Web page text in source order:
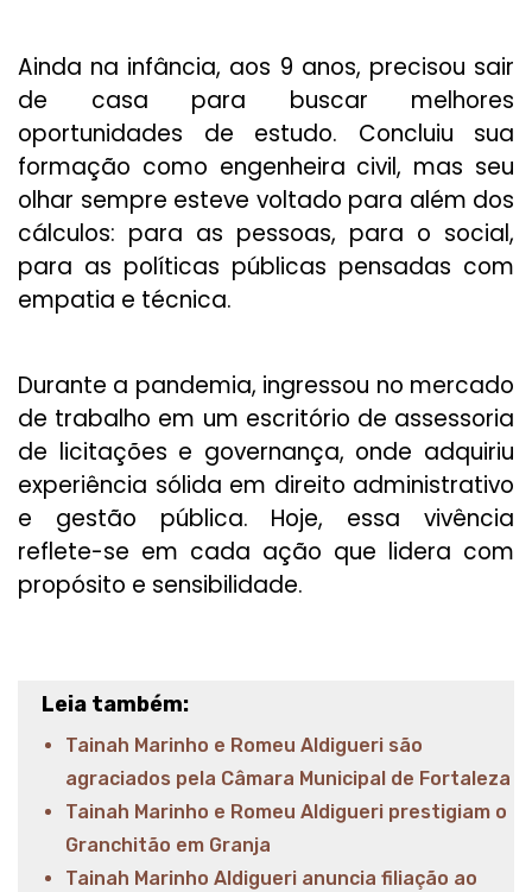
Ainda na infância, aos 9 anos, precisou sair
de casa para buscar melhores
oportunidades de estudo. Concluiu sua
formação como engenheira civil, mas seu
olhar sempre esteve voltado para além dos
cálculos: para as pessoas, para o social,
para as políticas públicas pensadas com
empatia e técnica.
Durante a pandemia, ingressou no mercado
de trabalho em um escritório de assessoria
de licitações e governança, onde adquiriu
experiência sólida em direito administrativo
e gestão pública. Hoje, essa vivência
reflete-se em cada ação que lidera com
propósito e sensibilidade.
Leia também:
Tainah Marinho e Romeu Aldigueri são
agraciados pela Câmara Municipal de Fortaleza
Tainah Marinho e Romeu Aldigueri prestigiam o
Granchitão em Granja
Tainah Marinho Aldigueri anuncia filiação ao